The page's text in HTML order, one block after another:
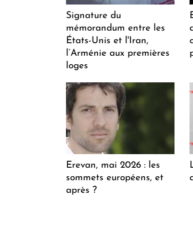
Signature du
mémorandum entre les
États-Unis et l'Iran,
l’Arménie aux premières
loges
Erevan, mai 2026 : les
sommets européens, et
après ?